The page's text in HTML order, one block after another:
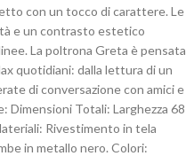
con un tocco di carattere. Le
e un contrasto estetico
La poltrona Greta è pensata
quotidiani: dalla lettura di un
di conversazione con amici e
Dimensioni Totali: Larghezza 68
Rivestimento in tela
in metallo nero. Colori: